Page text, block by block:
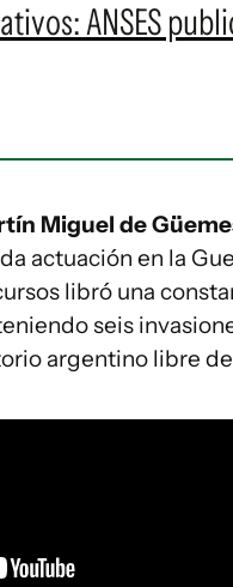
ANSES
Miguel de
actuación en la
libró una
seis
argentino libre